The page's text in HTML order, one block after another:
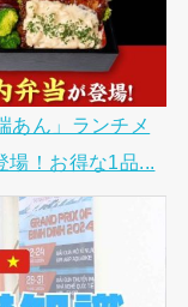
あん」ランチメ
場！お得な1品...